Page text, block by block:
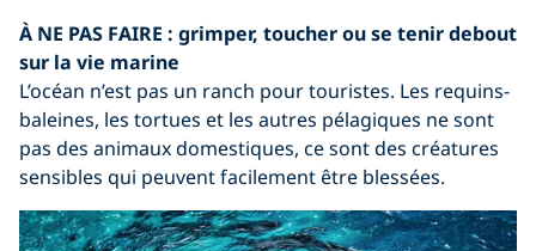
À NE PAS FAIRE : grimper, toucher ou se tenir debout
sur la vie marine
L’océan n’est pas un ranch pour touristes. Les requins-
baleines, les tortues et les autres pélagiques ne sont
pas des animaux domestiques, ce sont des créatures
sensibles qui peuvent facilement être blessées.